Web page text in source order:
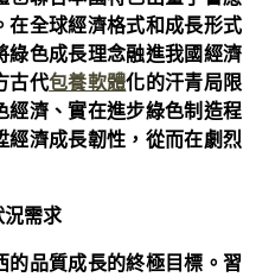
在全球經濟格式和成長形式
綠色成長理念融進我國經濟
古代包養軟體化的汗青局限
經濟、實在進步綠色制造程
經濟成長韌性，從而在劇烈
需求
的品質成長的終極目標。習